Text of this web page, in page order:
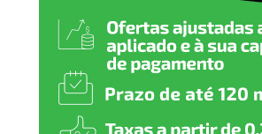
O secretário de Desenvolvimento
Rodrigo Feijó, destacou que o
que a quantidade de notas
possibilidade de contemplação.